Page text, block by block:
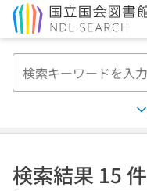
検索結果 15 件